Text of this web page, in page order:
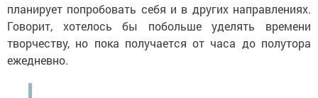
планирует попробовать себя и в других направлениях.
Говорит, хотелось бы побольше уделять времени
творчеству, но пока получается от часа до полутора
ежедневно.